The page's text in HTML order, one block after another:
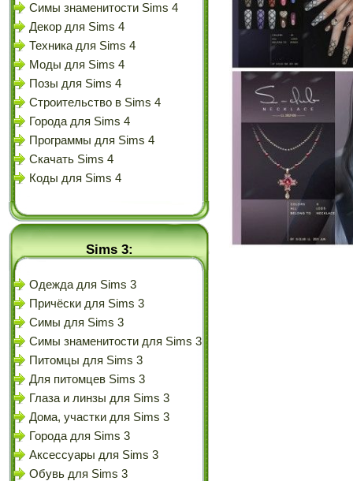
Симы знаменитости Sims 4
Декор для Sims 4
Техника для Sims 4
Моды для Sims 4
Позы для Sims 4
Строительство в Sims 4
Города для Sims 4
Программы для Sims 4
Скачать Sims 4
Коды для Sims 4
Sims 3:
Одежда для Sims 3
Причёски для Sims 3
Симы для Sims 3
Симы знаменитости для Sims 3
Питомцы для Sims 3
Для питомцев Sims 3
Глаза и линзы для Sims 3
Дома, участки для Sims 3
Города для Sims 3
Аксессуары для Sims 3
Обувь для Sims 3